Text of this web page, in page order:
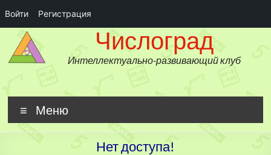
Войти Регистрация
Перейти
содержимому
ЧислоградЧислоград
Интеллектуально-развивающий клуб
Меню
Нет доступа!